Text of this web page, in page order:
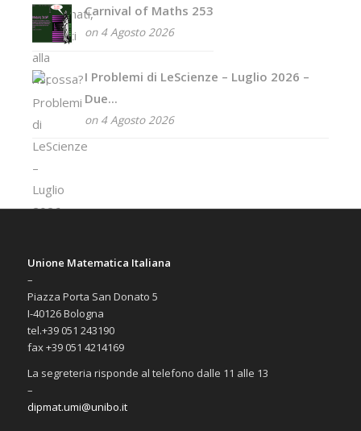
Carnival of Maths 253
on 4 Agosto 2026
I Problemi di LeScienze – Luglio 2026 –
Due...
on 4 Agosto 2026
Unione Matematica Italiana
–
Piazza Porta San Donato 5
I-40126 Bologna
tel.+39 051 243190
fax +39 051 4214169
La segreteria risponde al telefono dalle 11 alle 13
–
dipmat.umi@unibo.it